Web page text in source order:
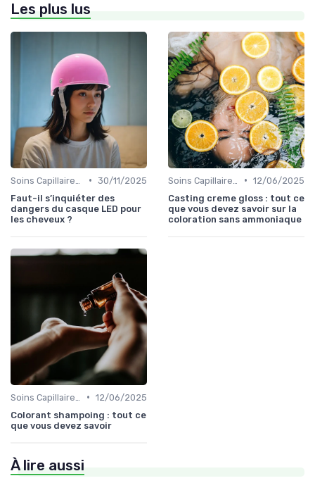
Les plus lus
• 30/11/2025
Faut-il s’inquiéter des
dangers du casque LED pour
les cheveux ?
• 12/06/2025
Casting creme gloss : tout ce
que vous devez savoir sur la
coloration sans ammoniaque
• 12/06/2025
Colorant shampoing : tout ce
que vous devez savoir
À lire aussi